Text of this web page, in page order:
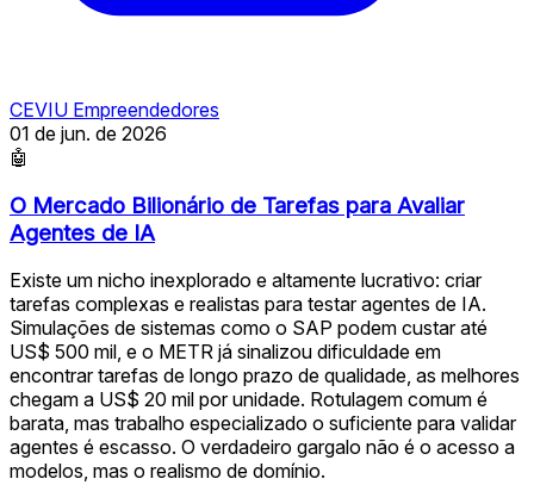
CEVIU Empreendedores
01 de jun. de 2026
🤖
O Mercado Bilionário de Tarefas para Avaliar
Agentes de IA
Existe um nicho inexplorado e altamente lucrativo: criar
tarefas complexas e realistas para testar agentes de IA.
Simulações de sistemas como o SAP podem custar até
US$ 500 mil, e o METR já sinalizou dificuldade em
encontrar tarefas de longo prazo de qualidade, as melhores
chegam a US$ 20 mil por unidade. Rotulagem comum é
barata, mas trabalho especializado o suficiente para validar
agentes é escasso. O verdadeiro gargalo não é o acesso a
modelos, mas o realismo de domínio.